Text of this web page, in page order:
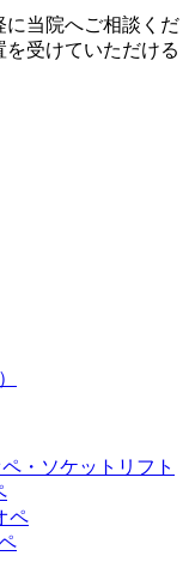
に当院へご相談くだ
受けていただける
・ソケットリフト
ペ